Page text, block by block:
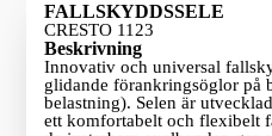
FALLSKYDDSSELE
CRESTO 1123
Beskrivning
Innovativ och universal
glidande förankringsöglor på
belastning). Selen är
ett komfortabelt och flexibelt